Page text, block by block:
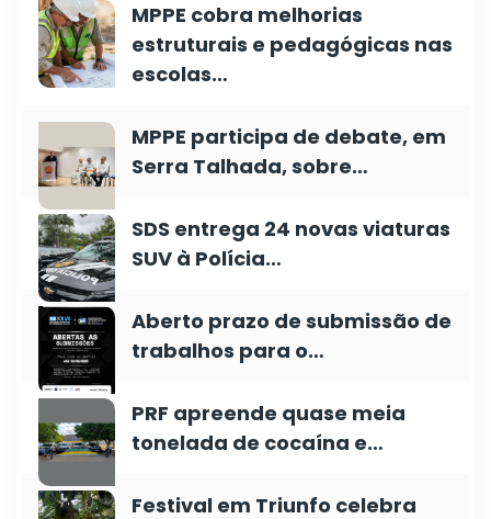
MPPE cobra melhorias
estruturais e pedagógicas nas
escolas…
MPPE participa de debate, em
Serra Talhada, sobre…
SDS entrega 24 novas viaturas
SUV à Polícia…
Aberto prazo de submissão de
trabalhos para o…
PRF apreende quase meia
tonelada de cocaína e…
Festival em Triunfo celebra